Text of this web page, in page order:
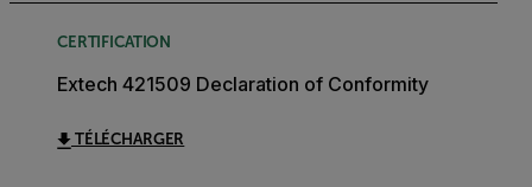
CERTIFICATION
Extech 421509 Declaration of Conformity
TÉLÉCHARGER